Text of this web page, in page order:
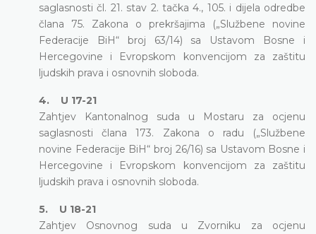
saglasnosti čl. 21. stav 2. tačka 4., 105. i dijela odredbe
člana 75. Zakona o prekršajima („Službene novine
Federacije BiH“ broj 63/14) sa Ustavom Bosne i
Hercegovine i Evropskom konvencijom za zaštitu
ljudskih prava i osnovnih sloboda.
4. U 17-21
Zahtjev Kantonalnog suda u Mostaru za ocjenu
saglasnosti člana 173. Zakona o radu („Službene
novine Federacije BiH“ broj 26/16) sa Ustavom Bosne i
Hercegovine i Evropskom konvencijom za zaštitu
ljudskih prava i osnovnih sloboda.
5. U 18-21
Zahtjev Osnovnog suda u Zvorniku za ocjenu